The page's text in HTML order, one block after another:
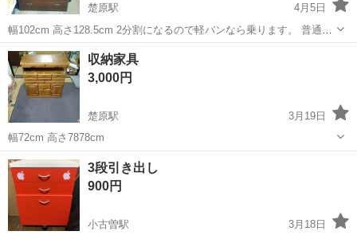
楚原駅
4月5日
幅102cm 高さ128.5cm 2分割になるので軽バンなら乗ります。 普通車
なら後フラットになるタイプなら運べると思います。
三重 いなべ市 楚原駅
収納家具
3,000円
楚原駅
3月19日
幅72cm 高さ7878cm
三重 いなべ市 楚原駅
3段引き出し
900円
小古曽駅 3月18日